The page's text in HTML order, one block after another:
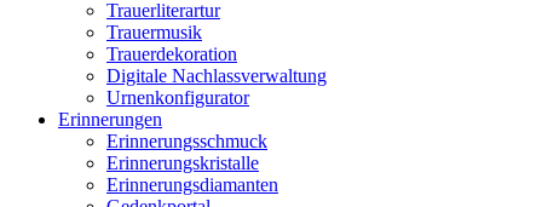
Trauerliterartur
Trauermusik
Trauerdekoration
Digitale Nachlassverwaltung
Urnenkonfigurator
Erinnerungen
Erinnerungsschmuck
Erinnerungskristalle
Erinnerungsdiamanten